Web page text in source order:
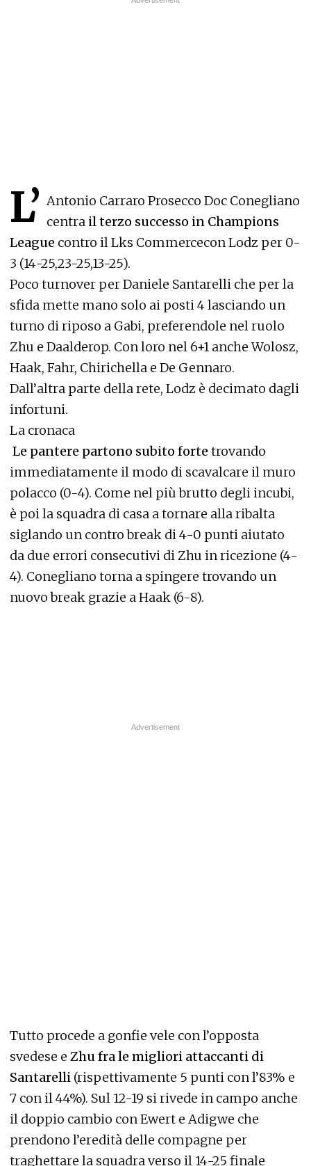
L’ Antonio Carraro Prosecco Doc Conegliano
centra il terzo successo in Champions
League contro il Lks Commercecon Lodz per 0-
3 (14-25,23-25,13-25).
Poco turnover per Daniele Santarelli che per la
sfida mette mano solo ai posti 4 lasciando un
turno di riposo a Gabi, preferendole nel ruolo
Zhu e Daalderop. Con loro nel 6+1 anche Wolosz,
Haak, Fahr, Chirichella e De Gennaro.
Dall’altra parte della rete, Lodz è decimato dagli
infortuni.
La cronaca
Le pantere partono subito forte trovando
immediatamente il modo di scavalcare il muro
polacco (0-4). Come nel più brutto degli incubi,
è poi la squadra di casa a tornare alla ribalta
siglando un contro break di 4-0 punti aiutato
da due errori consecutivi di Zhu in ricezione (4-
4). Conegliano torna a spingere trovando un
nuovo break grazie a Haak (6-8).
Tutto procede a gonfie vele con l’opposta
svedese e Zhu fra le migliori attaccanti di
Santarelli (rispettivamente 5 punti con l’83% e
7 con il 44%). Sul 12-19 si rivede in campo anche
il doppio cambio con Ewert e Adigwe che
prendono l’eredità delle compagne per
traghettare la squadra verso il 14-25 finale